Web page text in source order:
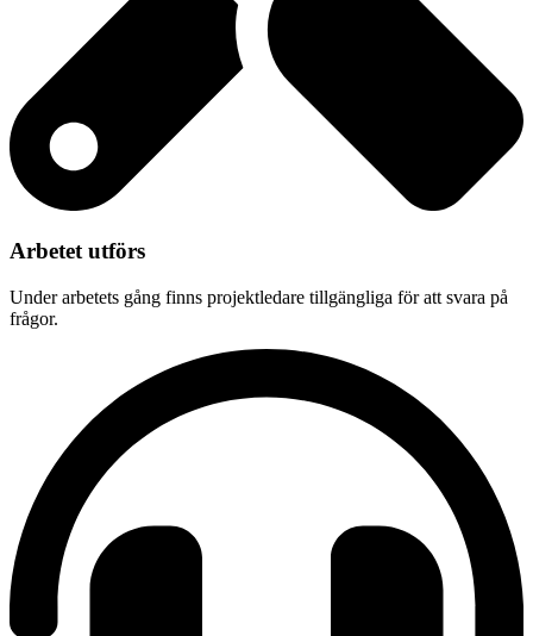
Arbetet utförs
Under arbetets gång finns projektledare tillgängliga för att svara på
frågor.